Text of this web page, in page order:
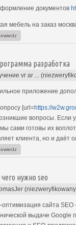
документов
мебель на заказ
разработка
vr ar ...
приложение
[url=https://
вопросы. Если
сами готовы их
клиента, но и даёт
нужно seo
оптимизация сайта
выдаче Google